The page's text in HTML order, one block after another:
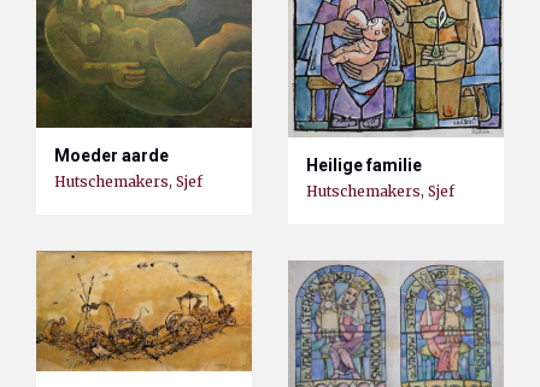
Moeder aarde
Hutschemakers, Sjef
Heilige familie
Hutschemakers, Sjef